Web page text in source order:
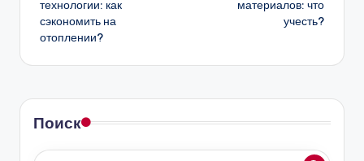
технологии: как
сэкономить на
отоплении?
материалов: что
учесть?
Поиск